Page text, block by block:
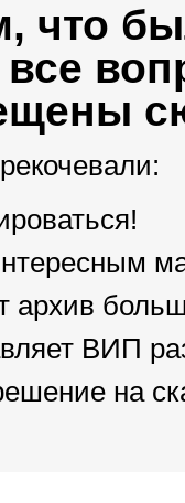
что
архив
ВИП
на